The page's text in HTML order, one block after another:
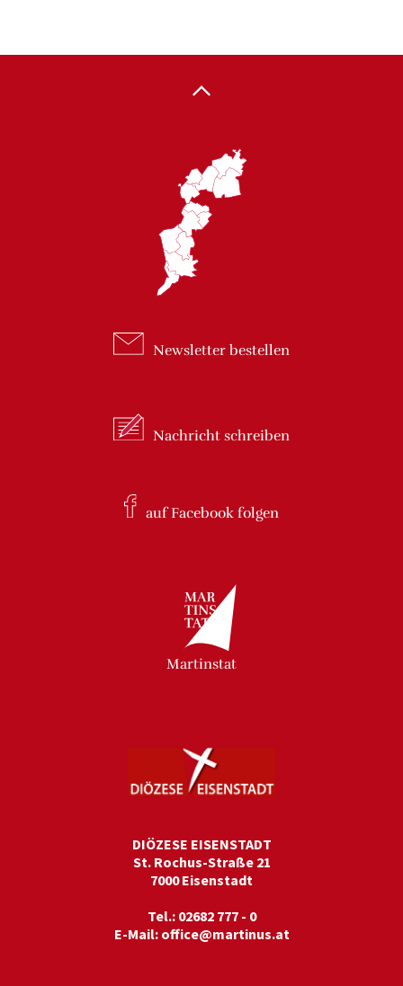
Newsletter bestellen
Nachricht schreiben
auf Facebookfolgen
Martinstat
DIÖZESE EISENSTADT
St. Rochus-Straße 21
7000 Eisenstadt
Tel.: 02682 777 - 0
E-Mail: office@martinus.at